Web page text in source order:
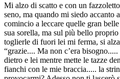
Mi alzo di scatto e con un
seno, ma quando mi siedo accanto
comincio a leccare quelle gran
sua sorella, ma sul più bello
toglierle di fuori lei mi ferma, si
“grazie.... Ma non c’era
dietro e lei mentre mette le tazze
fianchi con le mie braccia..... la